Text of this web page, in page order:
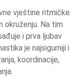
vještine ritmičke
okruženju. Na tim
i prva ljubav
je najsigurniji i
koordinacije,